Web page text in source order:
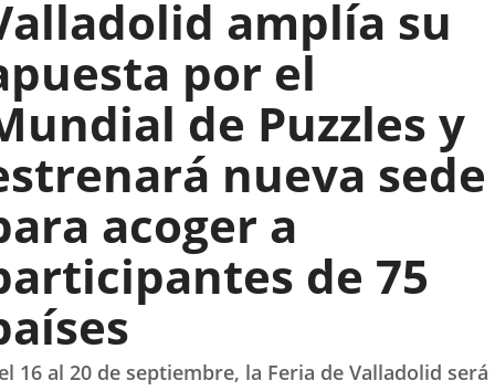
amplía su
por el
de Puzzles y
nueva sede
acoger a
de 75
16 al 20 de septiembre, la Feria de Valladolid será